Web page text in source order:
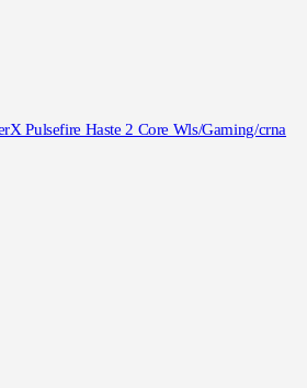
Pulsefire Haste 2 Core Wls/Gaming/crna